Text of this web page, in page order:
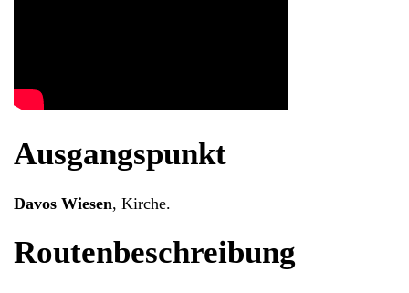
Ausgangspunkt
Davos Wiesen, Kirche.
Routenbeschreibung